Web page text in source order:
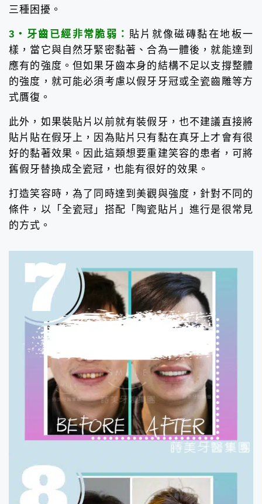
三種困擾。
3・牙齒已經非常脆弱： 貼片就像磁磚黏在地板一
樣，當它與自然牙緊密黏著、合為一體後，就能達到
應有的強度。但如果牙齒本身的結構不足以支撐整體
的強度，就可能必須考慮以假牙牙冠或全瓷齒雕等方
式贋復。
此外，如果裝貼片以前就有裝假牙，也不建議直接將
貼片貼在假牙上，因為貼片只有黏在真牙上才會有很
好的黏著效果。因此這類想要重建笑容的患者，可將
舊假牙替換成全瓷冠，也能有很好的效果。
打造笑容時，為了同時達到美觀與強度，針對不同的
條件，以「全瓷冠」搭配「陶瓷貼片」進行是很常見
的方式。